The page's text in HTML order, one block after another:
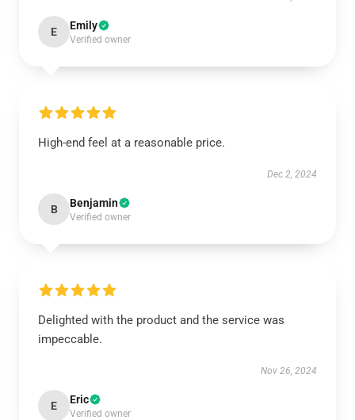
E Emily
Verified owner
High-end feel at a reasonable price.
Dec 2, 2024
B Benjamin
Verified owner
Delighted with the product and the service was
impeccable.
Nov 26, 2024
E Eric
Verified owner